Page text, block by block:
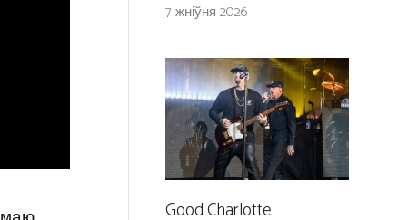
7 жніўня 2026
Good Charlotte